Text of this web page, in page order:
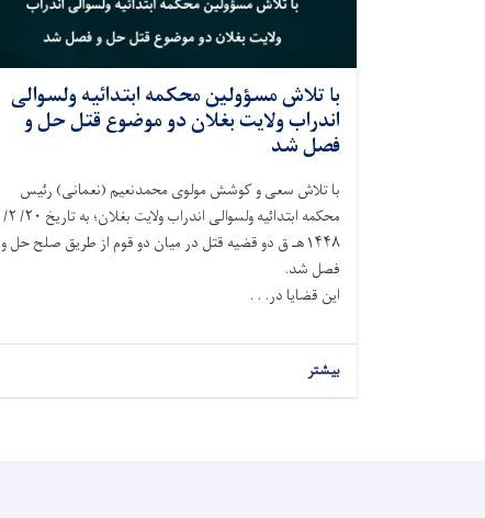
با تلاش مسؤولين محکمه ابتدائیه ولسوالی
اندراب ولايت بغلان دو موضوع قتل حل و
فصل شد
با تلاش سعی و کوشش مولوی محمدنعیم (نعمانی) رئیس
محکمه ابتدائیه ولسوالی اندراب ولايت بغلان؛ به تاريخ ۲۰/ ۲/
۱۴۴۸هـ ق دو قضیه قتل در میان دو قوم از طریق صلح حل و
فصل شد.
این قضایا در. . .
بیشتر